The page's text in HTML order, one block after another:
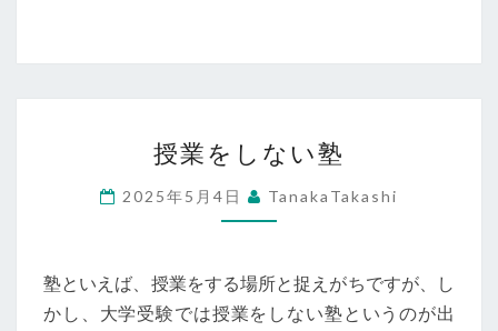
業
を
し
い
塾
授業をしない塾
2025年5月4日 TanakaTakashi
塾といえば、授業をする場所と捉えがちですが、し
かし、大学受験では授業をしない塾というのが出